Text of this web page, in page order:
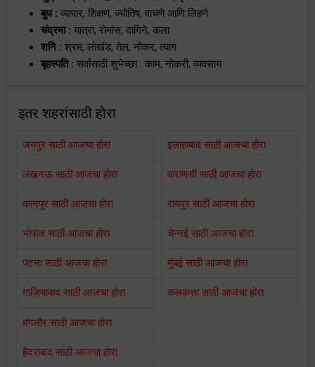
बुध : व्यापार, शिक्षण, ज्योतिष, वाचणे आणि लिहणे
चंद्रमा : यात्रा, रोमांस, दागिने, कला
शनि : श्रम, लोखंड, तेल, नोकर, त्याग
बृहस्पति : सर्वांसाठी शुभेच्छा : काम, नोकरी, व्यवसाय
इतर शहरांसाठी होरा
जयपुर साठी आजचा होरा
लखनऊ साठी आजचा होरा
कानपुर साठी आजचा होरा
भोपाळ साठी आजचा होरा
पटना साठी आजचा होरा
ग़ाज़ियाबाद साठी आजचा होरा
इलाहाबाद साठी आजचा होरा
वाराणसी साठी आजचा होरा
रायपुर साठी आजचा होरा
चेन्नई साठी आजचा होरा
मुंबई साठी आजचा होरा
कलकत्ता साठी आजचा होरा
बंगलौर साठी आजचा होरा
हैदराबाद साठी आजचा होरा